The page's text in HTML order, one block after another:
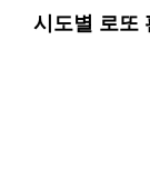
시도별 로또